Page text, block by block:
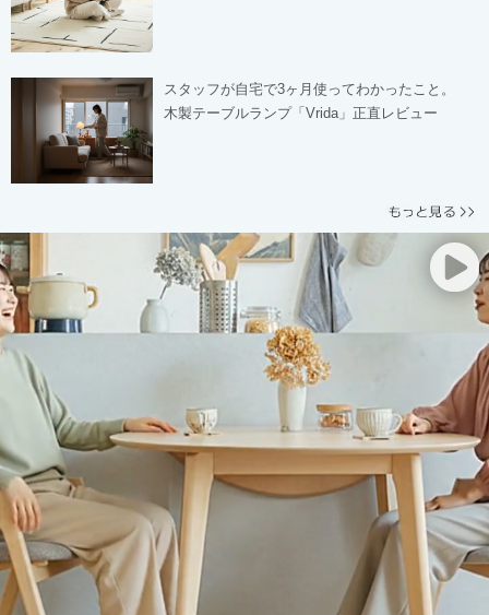
スタッフが自宅で3ヶ月使ってわかったこと。
木製テーブルランプ「Vrida」正直レビュー